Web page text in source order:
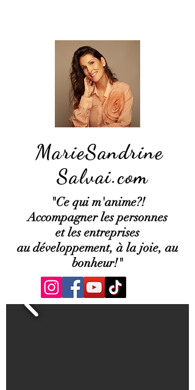
MarieSandrine
Salvai.com
"Ce quim'anime?!
Accompagner les personnes
et les entreprises
au développement, à la joie, au
bonheur!"